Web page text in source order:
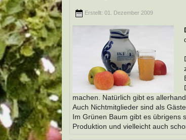
Erstellt: 01. Dezember 2009
machen. Natürlich gibt es
Auch Nichtmitglieder sind als
Im Grünen Baum gibt es übrigens
Produktion und vielleicht auch